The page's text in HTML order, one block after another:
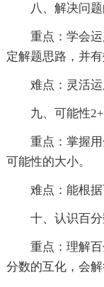
八、解决问
重点：学会
定解题思路，并有
难点：灵活
九、可能性
重点：掌握
可能性的大小。
难点：能根
十、认识百
重点：理解
分数的互化，会